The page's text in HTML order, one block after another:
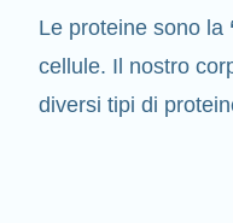
Le proteine sono la
cellule. Il nostro
diversi tipi di